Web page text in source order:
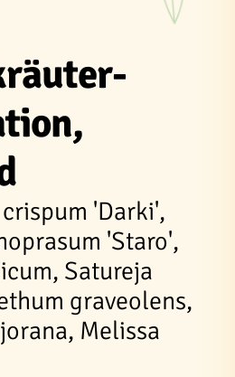
'Darki',
'Staro',
Satureja
graveolens,
Melissa